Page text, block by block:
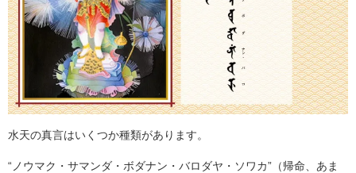
水天の真言はいくつか種類があります。
“ノウマク・サマンダ・ボダナン・バロダヤ・ソワカ”（帰命、あま